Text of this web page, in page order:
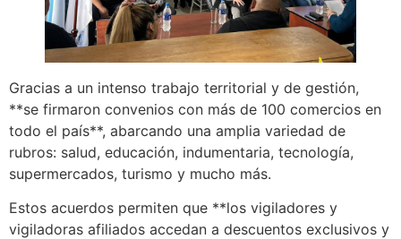
Gracias a un intenso trabajo territorial y de gestión,
**se firmaron convenios con más de 100 comercios en
todo el país**, abarcando una amplia variedad de
rubros: salud, educación, indumentaria, tecnología,
supermercados, turismo y mucho más.
Estos acuerdos permiten que **los vigiladores y
vigiladoras afiliados accedan a descuentos exclusivos y